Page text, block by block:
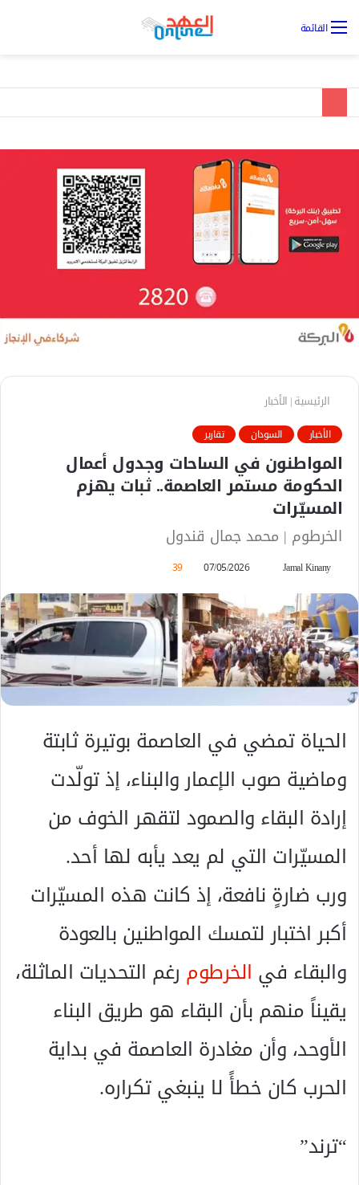
القائمة
الرئيسية| الأخبار
الأخبار السودان تقارير
المواطنون في الساحات وجدول أعمال
الحكومة مستمر العاصمة.. ثبات يهزم
المسيّرات
الخرطوم | محمد جمال قندول
Jamal Kinany
ل
ب
ر
ي
د
إ
ك
ر
07/05/2026
39
الحياة تمضي في العاصمة بوتيرة ثابتة
وماضية صوب الإعمار والبناء، إذ تولّدت
إرادة البقاء والصمود لتقهر الخوف من
المسيّرات التي لم يعد يأبه لها أحد.
ورب ضارةٍ نافعة، إذ كانت هذه المسيّرات
أكبر اختبار لتمسك المواطنين بالعودة
والبقاء في الخرطوم رغم التحديات الماثلة،
يقيناً منهم بأن البقاء هو طريق البناء
الأوحد، وأن مغادرة العاصمة في بداية
الحرب كان خطأً لا ينبغي تكراره.
“ترند”